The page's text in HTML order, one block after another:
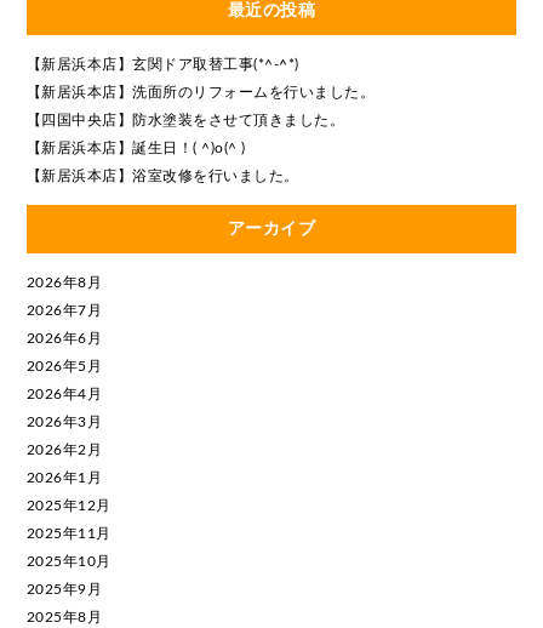
最近の投稿
【新居浜本店】玄関ドア取替工事(*^-^*)
【新居浜本店】洗面所のリフォームを行いました。
【四国中央店】防水塗装をさせて頂きました。
【新居浜本店】誕生日！( ^)o(^ )
【新居浜本店】浴室改修を行いました。
アーカイブ
2026年8月
2026年7月
2026年6月
2026年5月
2026年4月
2026年3月
2026年2月
2026年1月
2025年12月
2025年11月
2025年10月
2025年9月
2025年8月